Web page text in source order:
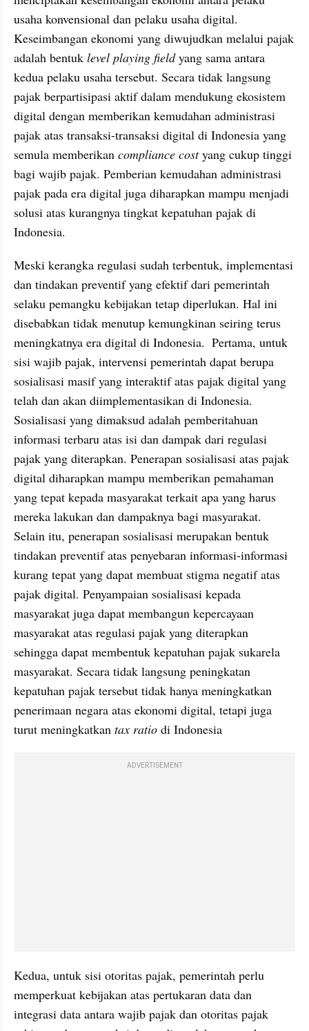
usaha konvensional dan pelaku usaha digital.
Keseimbangan ekonomi yang diwujudkan melalui pajak
adalah bentuk level playing field yang sama antara
kedua pelaku usaha tersebut. Secara tidak langsung
pajak berpartisipasi aktif dalam mendukung ekosistem
digital dengan memberikan kemudahan administrasi
pajak atas transaksi-transaksi digital di Indonesia yang
semula memberikan compliance cost yang cukup tinggi
bagi wajib pajak. Pemberian kemudahan administrasi
pajak pada era digital juga diharapkan mampu menjadi
solusi atas kurangnya tingkat kepatuhan pajak di
Indonesia.
Meski kerangka regulasi sudah terbentuk, implementasi
dan tindakan preventif yang efektif dari pemerintah
selaku pemangku kebijakan tetap diperlukan. Hal ini
disebabkan tidak menutup kemungkinan seiring terus
meningkatnya era digital di Indonesia.  Pertama, untuk
sisi wajib pajak, intervensi pemerintah dapat berupa
sosialisasi masif yang interaktif atas pajak digital yang
telah dan akan diimplementasikan di Indonesia.
Sosialisasi yang dimaksud adalah pemberitahuan
informasi terbaru atas isi dan dampak dari regulasi
pajak yang diterapkan. Penerapan sosialisasi atas pajak
digital diharapkan mampu memberikan pemahaman
yang tepat kepada masyarakat terkait apa yang harus
mereka lakukan dan dampaknya bagi masyarakat.
Selain itu, penerapan sosialisasi merupakan bentuk
tindakan preventif atas penyebaran informasi-informasi
kurang tepat yang dapat membuat stigma negatif atas
pajak digital. Penyampaian sosialisasi kepada
masyarakat juga dapat membangun kepercayaan
masyarakat atas regulasi pajak yang diterapkan
sehingga dapat membentuk kepatuhan pajak sukarela
masyarakat. Secara tidak langsung peningkatan
kepatuhan pajak tersebut tidak hanya meningkatkan
penerimaan negara atas ekonomi digital, tetapi juga
turut meningkatkan tax ratio di Indonesia
ADVERTISEMENT
Kedua, untuk sisi otoritas pajak, pemerintah perlu
memperkuat kebijakan atas pertukaran data dan
integrasi data antara wajib pajak dan otoritas pajak